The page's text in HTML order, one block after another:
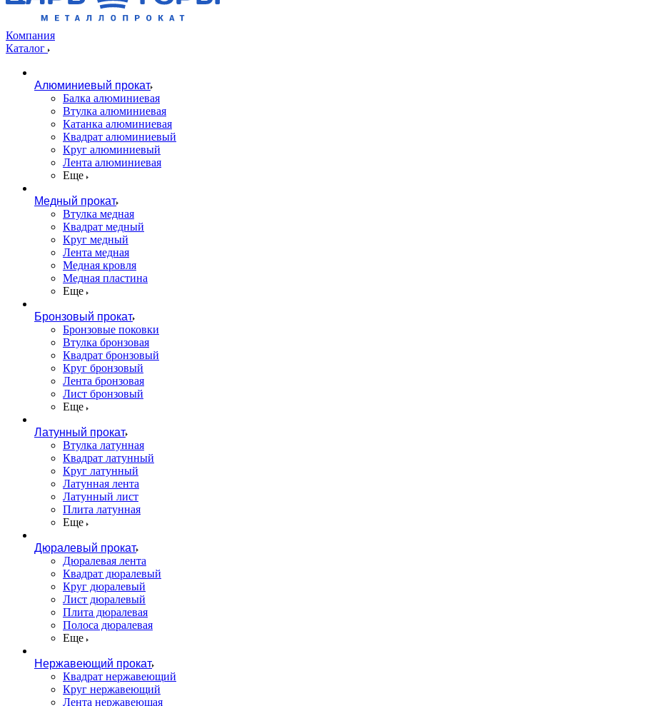
Компания
Каталог
Алюминиевый прокат
Балка алюминиевая
Втулка алюминиевая
Катанка алюминиевая
Квадрат алюминиевый
Круг алюминиевый
Лента алюминиевая
Еще
Медный прокат
Втулка медная
Квадрат медный
Круг медный
Лента медная
Медная кровля
Медная пластина
Еще
Бронзовый прокат
Бронзовые поковки
Втулка бронзовая
Квадрат бронзовый
Круг бронзовый
Лента бронзовая
Лист бронзовый
Еще
Латунный прокат
Втулка латунная
Квадрат латунный
Круг латунный
Латунная лента
Латунный лист
Плита латунная
Еще
Дюралевый прокат
Дюралевая лента
Квадрат дюралевый
Круг дюралевый
Лист дюралевый
Плита дюралевая
Полоса дюралевая
Еще
Нержавеющий прокат
Квадрат нержавеющий
Круг нержавеющий
Лента нержавеющая